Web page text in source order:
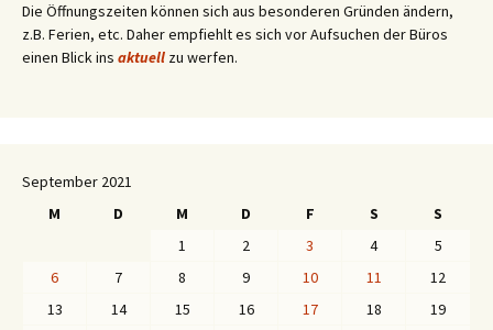
Die Öffnungszeiten können sich aus besonderen Gründen ändern,
z.B. Ferien, etc. Daher empfiehlt es sich vor Aufsuchen der Büros
einen Blick ins aktuell zu werfen.
September 2021
M
D M D F S
S
1
2 3 4
5
6
7 8 9 10 11
12
13
14 15 16 17 18
19